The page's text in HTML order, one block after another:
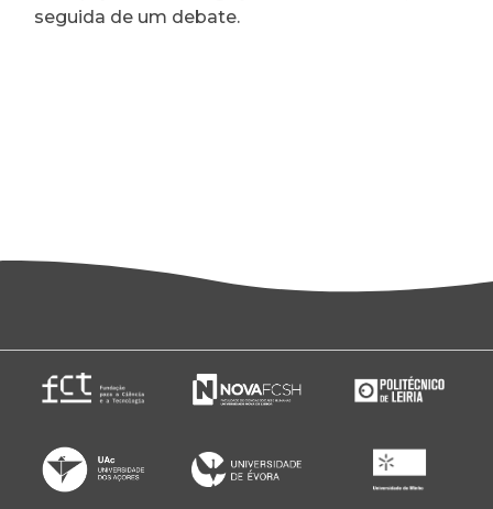
seguida de um debate.